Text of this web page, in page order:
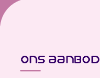
ons aanbod